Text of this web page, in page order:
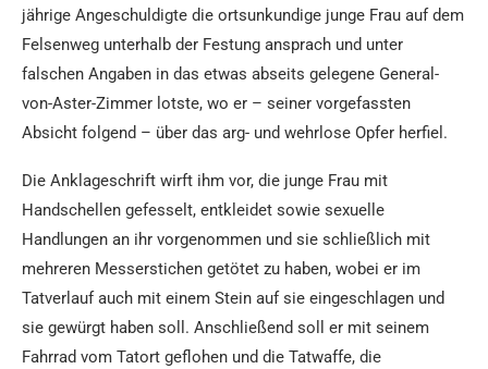
jährige Angeschuldigte die ortsunkundige junge Frau auf dem
Felsenweg unterhalb der Festung ansprach und unter
falschen Angaben in das etwas abseits gelegene General-
von-Aster-Zimmer lotste, wo er – seiner vorgefassten
Absicht folgend – über das arg- und wehrlose Opfer herfiel.
Die Anklageschrift wirft ihm vor, die junge Frau mit
Handschellen gefesselt, entkleidet sowie sexuelle
Handlungen an ihr vorgenommen und sie schließlich mit
mehreren Messerstichen getötet zu haben, wobei er im
Tatverlauf auch mit einem Stein auf sie eingeschlagen und
sie gewürgt haben soll. Anschließend soll er mit seinem
Fahrrad vom Tatort geflohen und die Tatwaffe, die